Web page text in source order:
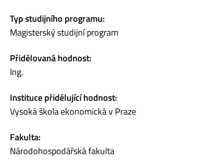
Typ studijního programu:
Magisterský studijní program
Přidělovaná hodnost:
Ing.
Instituce přidělující hodnost:
Vysoká škola ekonomická v Praze
Fakulta:
Národohospodářská fakulta